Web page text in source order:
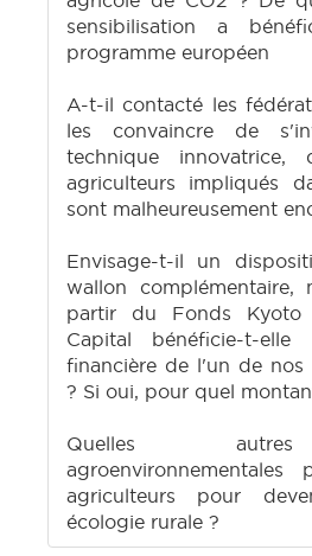
sensibilisation a
programme européen
A-t-il contacté les
les convaincre de
technique
agriculteurs impliqués
sont malheureusement
Envisage-t-il un
wallon complémentaire,
partir du Fonds
Capital bénéficie-t-elle
financière de l'un de nos
? Si oui, pour quel
Quelles autres
agriculteurs pour
écologie rurale ?